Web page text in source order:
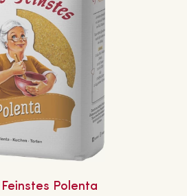
Feinstes Polenta